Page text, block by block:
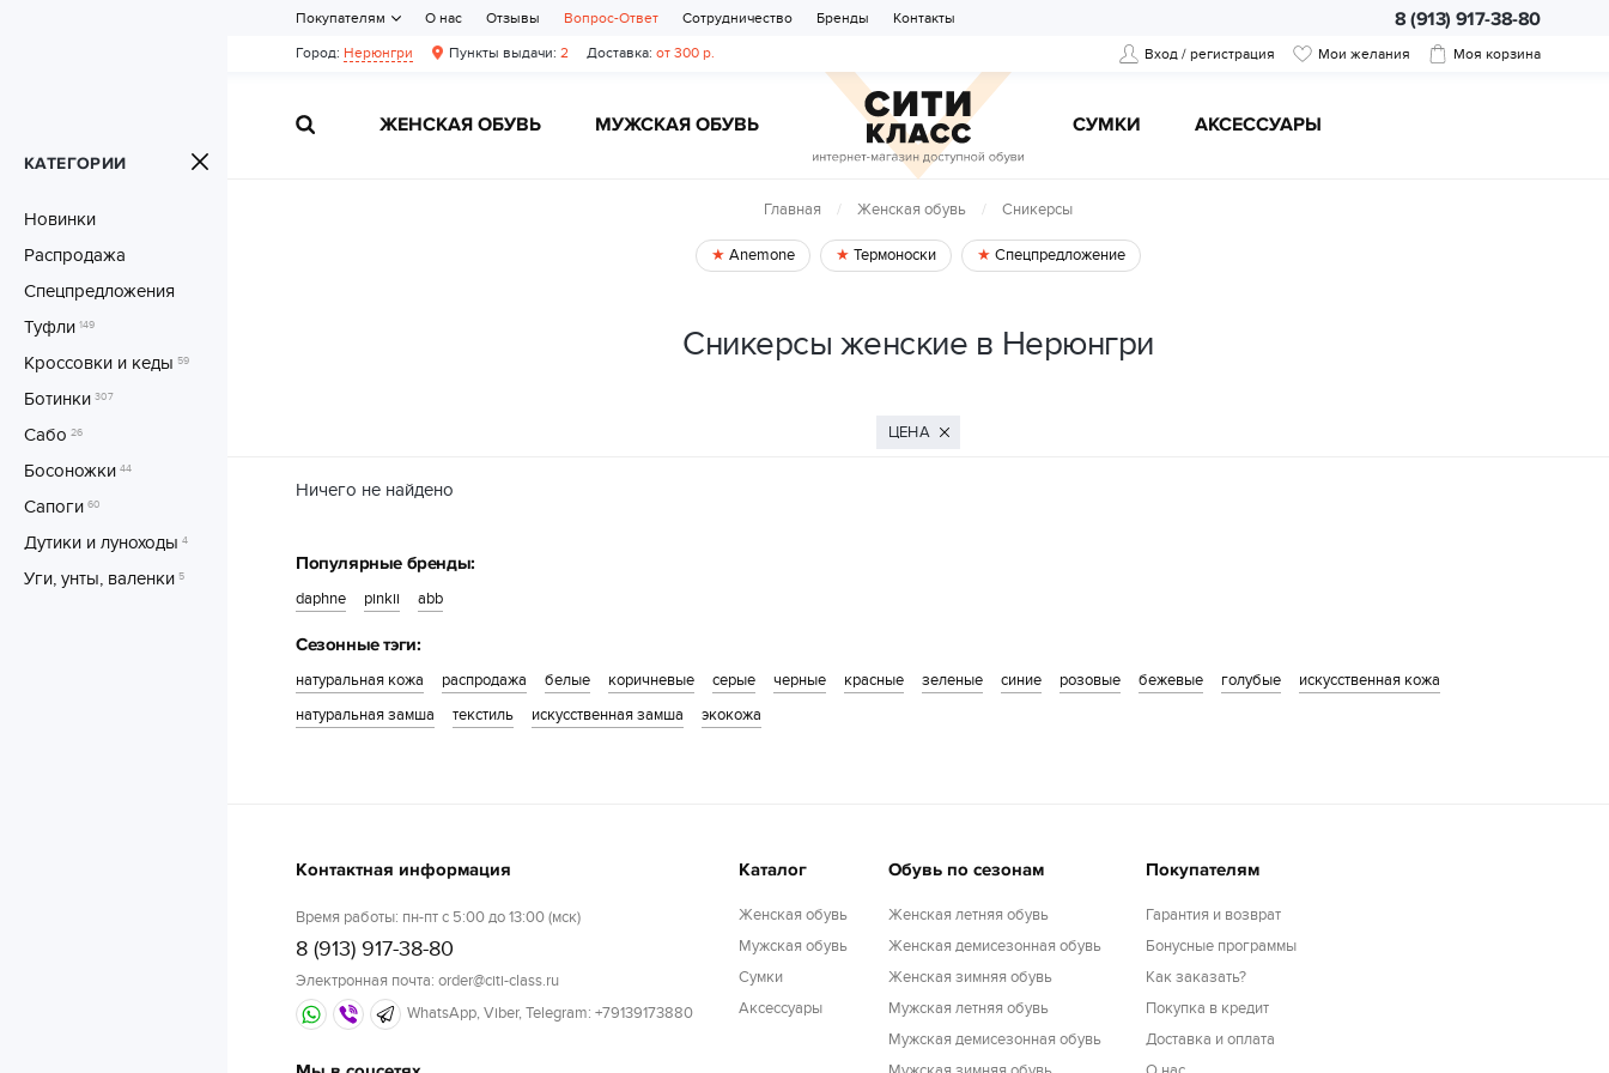
Вход / регистрация Мои желания Моя корзина
ЖЕНСКАЯ ОБУВЬ МУЖСКАЯ ОБУВЬ CУМКИ АКСЕССУАРЫ
Город: Нерюнгри Пункты выдачи: 2 Доставка: от 300 р.
8 (913) 917-38-80
Покупателям О нас Отзывы Вопрос-Ответ Сотрудничество Бренды Контакты
КАТЕГОРИИ
Новинки
Распродажа
Спецпредложения
Туфли 149
Кроссовки и кеды 59
Ботинки 307
Сабо 26
Босоножки 44
Сапоги 60
Дутики и луноходы 4
Уги, унты, валенки 5
Главная Женская обувь Сникерсы
Anemone Термоноски Спецпредложение
Сникерсы женские в Нерюнгри
ЦЕНА
Ничего не найдено
Популярные бренды:
daphne pinkii abb
Сезонные тэги:
натуральная кожа распродажа белые коричневые серые черные красные зеленые синие розовые бежевые голубые
искусственная кожа
натуральная замша
текстиль искусственная замша экокожа
Контактная информация
Время работы: пн-пт с 5:00 до 13:00 (мск)
8 (913) 917-38-80
Электронная почта: order@citi-class.ru
WhatsApp, Viber, Telegram: +79139173880
Каталог
Женская обувь
Мужская обувь
Cумки
Аксессуары
Обувь по сезонам
Женская летняя обувь
Женская демисезонная обувь
Женская зимняя обувь
Мужская летняя обувь
Мужская демисезонная обувь
Покупателям
Гарантия и возврат
Бонусные программы
Как заказать?
Покупка в кредит
Доставка и оплата